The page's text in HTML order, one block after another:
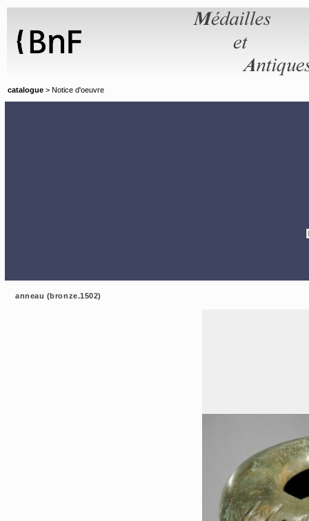
catalogue > Notice d'oeuvre
anneau (bronze.1502)